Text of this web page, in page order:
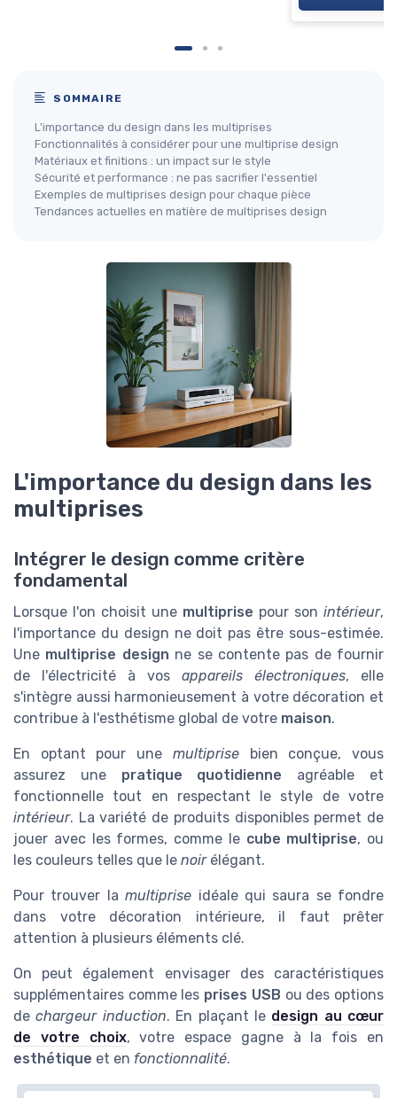
SOMMAIRE
L'importance du design dans les multiprises
Fonctionnalités à considérer pour une multiprise design
Matériaux et finitions : un impact sur le style
Sécurité et performance : ne pas sacrifier l'essentiel
Exemples de multiprises design pour chaque pièce
Tendances actuelles en matière de multiprises design
L'importance du design dans les
multiprises
Intégrer le design comme critère
fondamental
Lorsque l'on choisit une multiprise pour son intérieur,
l'importance du design ne doit pas être sous-estimée.
Une multiprise design ne se contente pas de fournir
de l'électricité à vos appareils électroniques, elle
s'intègre aussi harmonieusement à votre décoration et
contribue à l'esthétisme global de votre maison.
En optant pour une multiprisebien conçue, vous
assurez une pratique quotidienne agréable et
fonctionnelle tout en respectant le style de votre
intérieur. La variété de produits disponibles permet de
jouer avec les formes, comme le cube multiprise, ou
les couleurs telles que le noirélégant.
Pour trouver lamultiprise idéale qui saura se fondre
dans votre décoration intérieure, il faut prêter
attention à plusieurs éléments clé.
On peut également envisager des caractéristiques
supplémentaires comme les prises USB ou des options
dechargeur induction. En plaçant le design au cœur
de votre choix, votre espace gagne à la fois en
esthétique et en fonctionnalité.